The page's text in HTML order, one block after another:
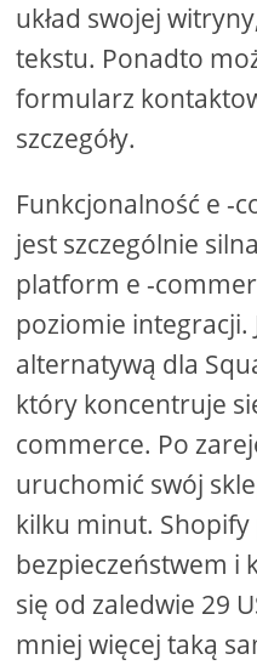
układ swojej
tekstu. Ponadto
formularz
szczegóły.
Funkcjonalność e -
jest szczególnie
platform e -
poziomie integracji.
alternatywą dla
który koncentruje
commerce. Po
uruchomić swój
kilku minut.
bezpieczeństwem i
się od zaledwie 29
mniej więcej taką